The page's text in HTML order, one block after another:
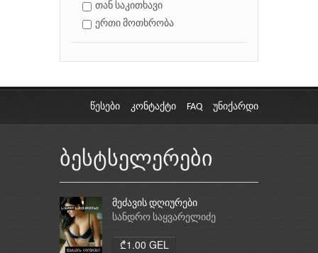
თან საკითხავი
ერთი მოთხრობა
წესები კონტაქტი FAQ უნიქარდი
ბესტსელერები
მეძავის დღიურები
სანდრო საყვარელიძე
₾1.00 GEL